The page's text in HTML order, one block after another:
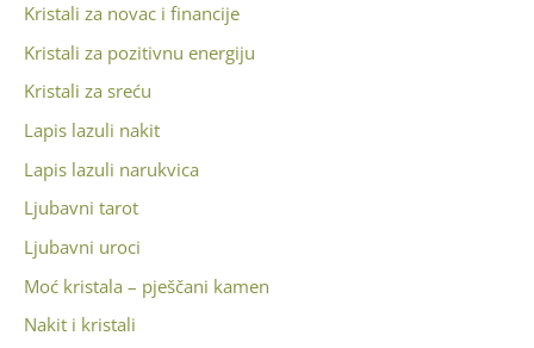
Kristali za novac i financije
Kristali za pozitivnu energiju
Kristali za sreću
Lapis lazuli nakit
Lapis lazuli narukvica
Ljubavni tarot
Ljubavni uroci
Moć kristala – pješčani kamen
Nakit i kristali